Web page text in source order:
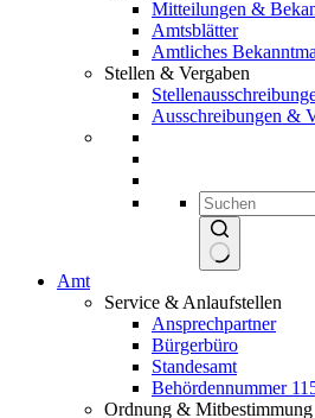
Mitteilungen &
Amtsblätter
Amtliches
Stellen & Vergaben
Ausschreibungen &
Ergebnisse
Amt
Service & Anlaufstellen
Ansprechpartner
Bürgerbüro
Standesamt
Behördennummer
Ordnung & Mitbestimmung